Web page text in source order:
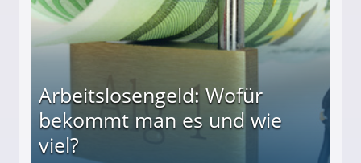
Arbeitslosengeld: Wofür
bekommt man es und wie
viel?